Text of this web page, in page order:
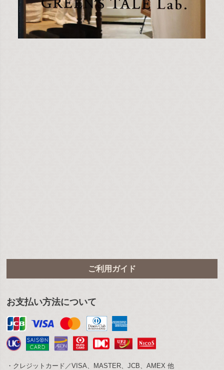
ご利用ガイド
お支払い方法について
・クレジットカード／VISA、MASTER、JCB、AMEX 他